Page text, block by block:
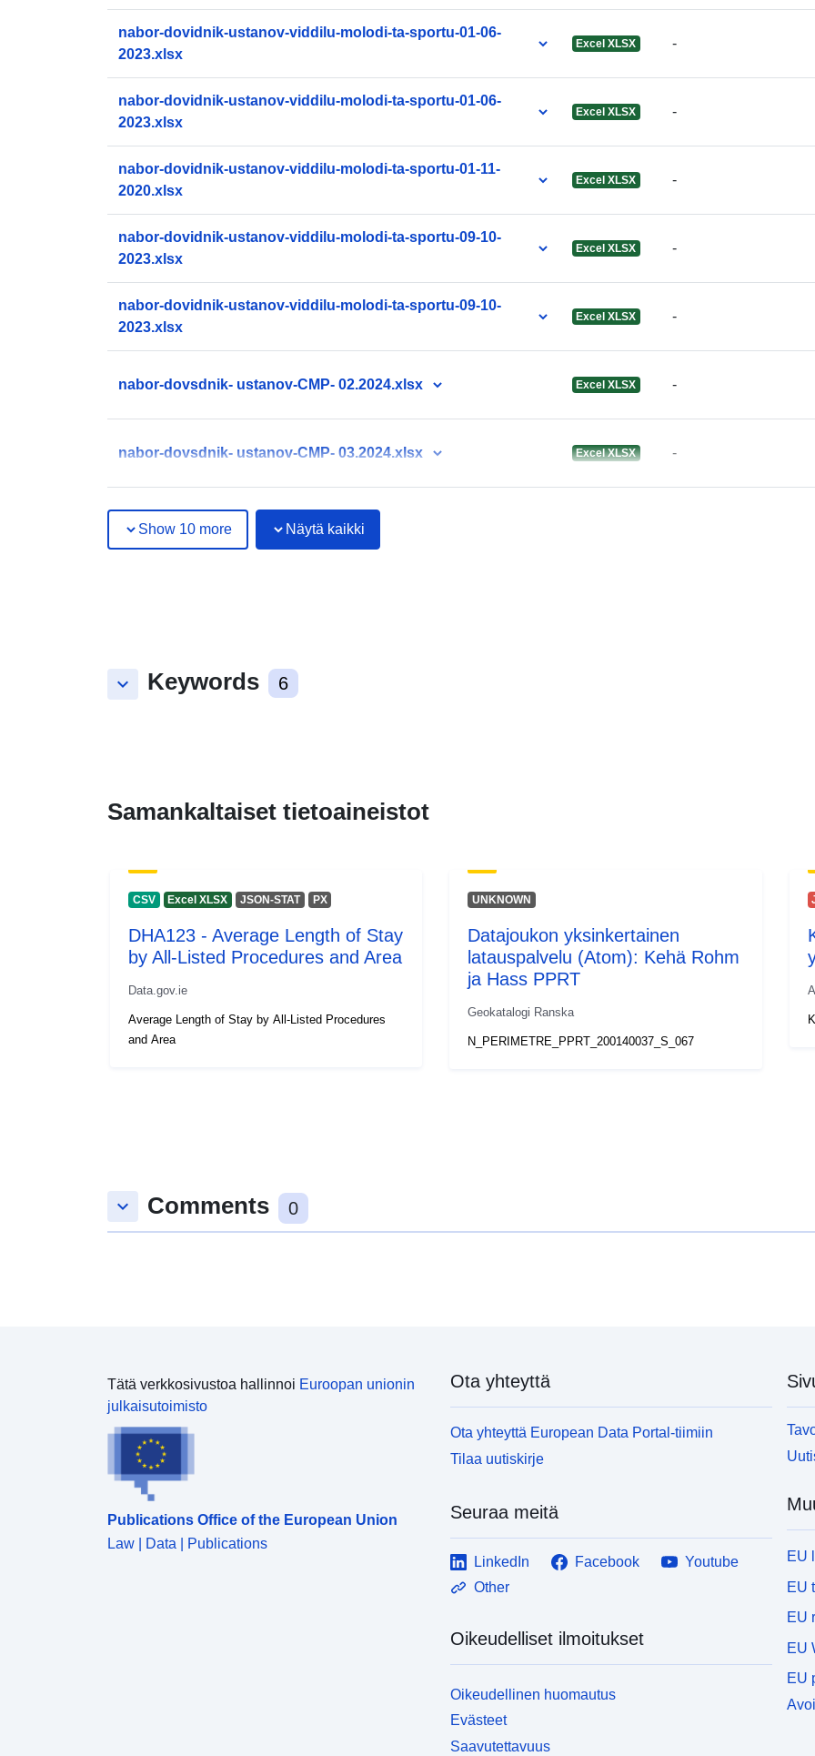
nabor-dovidnik-ustanov-viddilu-molodi-ta-sportu-01-06-
2023.xlsx
Excel XLSX -
nabor-dovidnik-ustanov-viddilu-molodi-ta-sportu-01-06-
2023.xlsx
Excel XLSX -
nabor-dovidnik-ustanov-viddilu-molodi-ta-sportu-01-11-
2020.xlsx
Excel XLSX -
nabor-dovidnik-ustanov-viddilu-molodi-ta-sportu-09-10-
2023.xlsx
Excel XLSX -
nabor-dovidnik-ustanov-viddilu-molodi-ta-sportu-09-10-
2023.xlsx
Excel XLSX -
nabor-dovsdnik- ustanov-CMP- 02.2024.xlsx Excel XLSX -
nabor-dovsdnik- ustanov-CMP- 03.2024.xlsx Excel XLSX -
Show 10 more Näytä kaikki
keyboard_arrow_down Keywords 6
Tunnisteet:
uriRef:
Samankaltaiset tietoaineistot
CSV Excel XLSX JSON-STAT PX
DHA123 - Average Length of Stay
by All-Listed Procedures and Area
Data.gov.ie
Average Length of Stay by All-Listed Procedures
and Area
UNKNOWN
Datajoukon yksinkertainen
latauspalvelu (Atom): Kehä Rohm
ja Hass PPRT
Geokatalogi Ranska
N_PERIMETRE_PPRT_200140037_S_067
keyboard_arrow_down Comments 0
Tätä verkkosivustoa hallinnoi Euroopan unionin
julkaisutoimisto
Publications Office of the European Union
Law | Data | Publications
Ota yhteyttä
Ota yhteyttä European Data Portal-tiimiin
Tilaa uutiskirje
Seuraa meitä
LinkedIn Facebook
Youtube
Other
Oikeudelliset ilmoitukset
Oikeudellinen huomautus
Evästeet
Saavutettavuus
EU
EU
EU
EU
EU